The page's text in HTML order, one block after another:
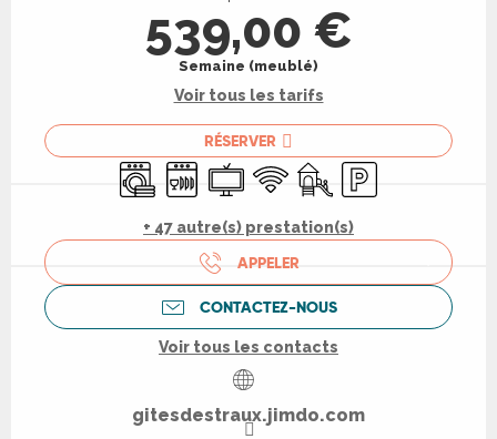
539,00 €
Semaine (meublé)
Voir tous les tarifs
RÉSERVER
Lave lingeLave vaisselle
Télévision
WiFi Jeux pour enfants /
Parking
+ 47 autre(s) prestation(s)
APPELER
CONTACTEZ-NOUS
Voir tous les contacts
gitesdestraux.jimdo.com